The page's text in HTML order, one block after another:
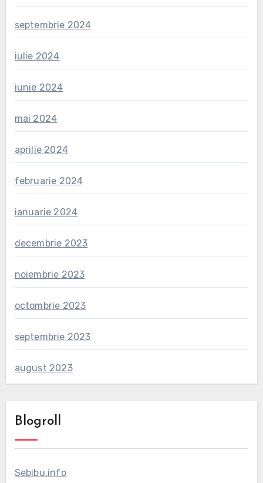
septembrie 2024
iulie 2024
iunie 2024
mai 2024
aprilie 2024
februarie 2024
ianuarie 2024
decembrie 2023
noiembrie 2023
octombrie 2023
septembrie 2023
august 2023
Blogroll
Sebibu.info